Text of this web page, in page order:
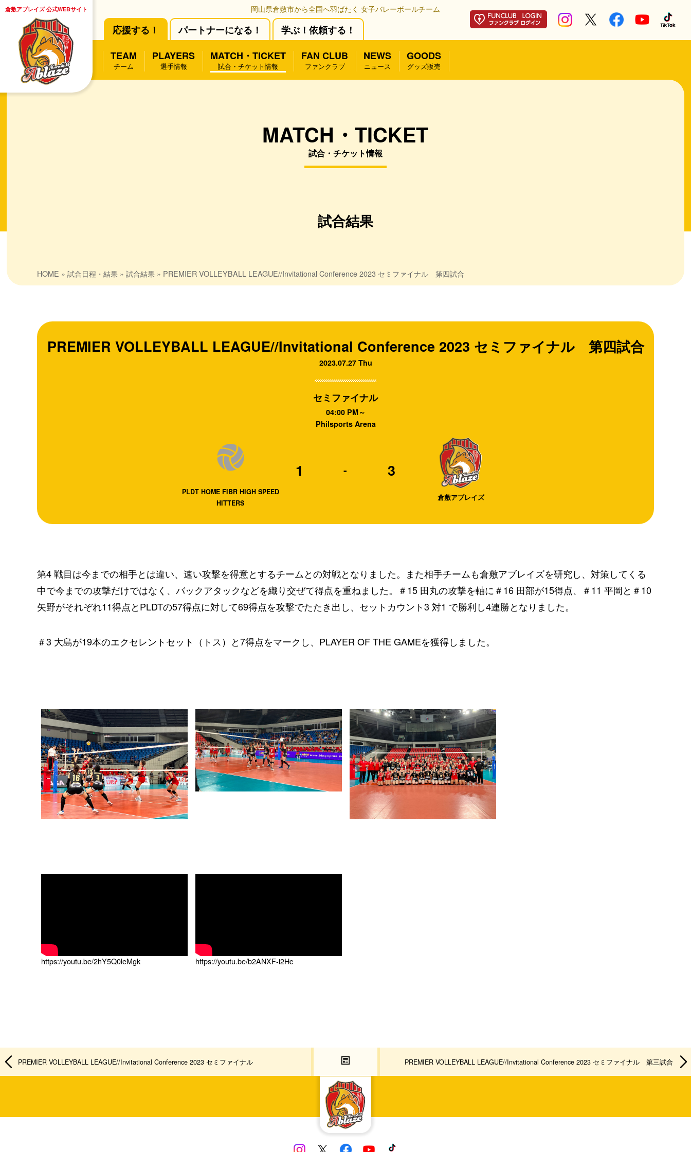
倉敷アブレイズ 公式WEBサイト 岡山県倉敷市から全国へ羽ばたく 女子バレーボールチーム
応援する！ パートナーになる！
学ぶ！依頼する！
TEAM
チーム
PLAYERS
選手情報
MATCH・TICKET
試合・チケット情報
FAN CLUB
ファンクラブ
NEWS
ニュース
GOODS
グッズ販売
MATCH・TICKET
試合・チケット情報
試合結果
HOME » 試合日程・結果 » 試合結果 » PREMIER VOLLEYBALL LEAGUE//Invitational Conference 2023 セミファイナル 第四試合
PREMIER VOLLEYBALL LEAGUE//Invitational Conference 2023 セミファイナル 第四試合
2023.07.27 Thu
セミファイナル
04:00 PM～
Philsports Arena
PLDT HOME FIBR HIGH SPEED
HITTERS
1 - 3
倉敷アブレイズ
第4 戦目は今までの相手とは違い、速い攻撃を得意とするチームとの対戦となりました。また相手チームも倉敷アブレイズを研究し、対策してくる
中で今までの攻撃だけではなく、バックアタックなどを織り交ぜて得点を重ねました。＃15 田丸の攻撃を軸に＃16 田部が15得点、＃11 平岡と＃10
矢野がそれぞれ11得点とPLDTの57得点に対して69得点を攻撃でたたき出し、セットカウント3 対1 で勝利し4連勝となりました。
＃3 大島が19本のエクセレントセット（トス）と7得点をマークし、PLAYER OF THE GAMEを獲得しました。
https://youtu.be/2hY5Q0leMgk https://youtu.be/b2ANXF-i2Hc
PREMIER VOLLEYBALL LEAGUE//Invitational Conference 2023 セミファイナル PREMIER VOLLEYBALL LEAGUE//Invitational Conference 2023 セミファイナル 第三試合